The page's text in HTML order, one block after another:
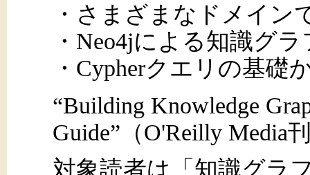
・さまざまなドメイン
・Neo4jによる知識グ
・Cypherクエリの基礎
“Building Knowledge
Guide”（O'Reilly Media
対象読者は「知識グラ